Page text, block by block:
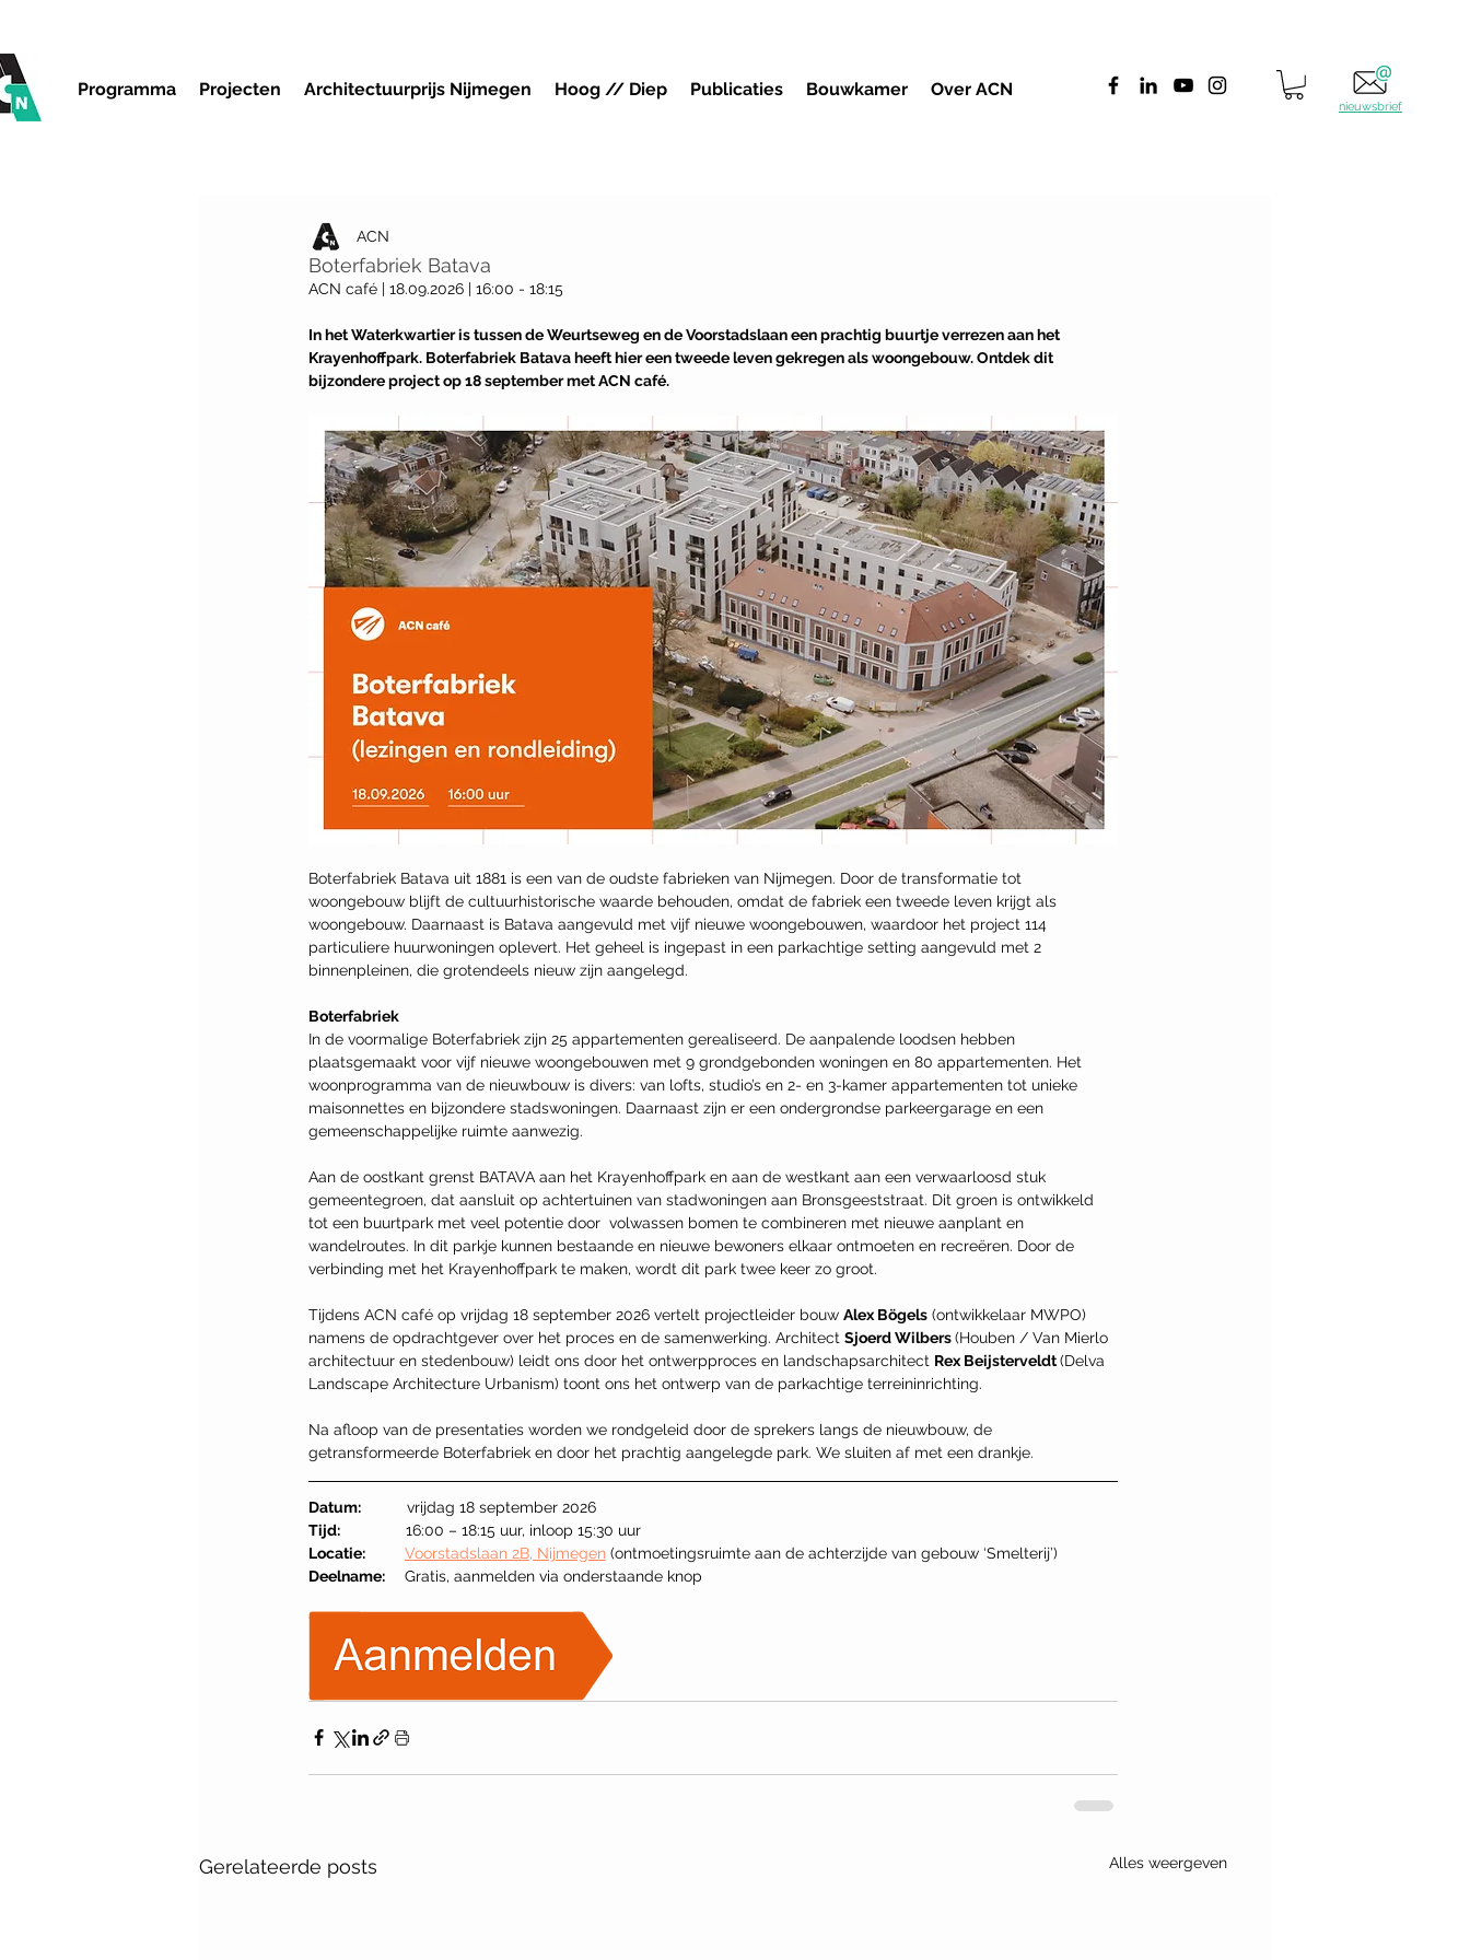
Programma Projecten Architectuurprijs Nijmegen Hoog // Diep Publicaties Bouwkamer Over ACN
nieuwsbrief
Boterfabriek Batava
ACN
ACN café | 18.09.2026 | 16:00 - 18:15
In het Waterkwartier is tussen de Weurtseweg en de Voorstadslaan een prachtig buurtje verrezen aan het
Krayenhoffpark. Boterfabriek Batava heeft hier een tweede leven gekregen als woongebouw. Ontdek dit
bijzondere project op 18 september met ACN café.
Boterfabriek Batava uit 1881 is een van de oudste fabrieken van Nijmegen. Door de transformatie tot
woongebouw blijft de cultuurhistorische waarde behouden, omdat de fabriek een tweede leven krijgt als
woongebouw. Daarnaast is Batava aangevuld met vijf nieuwe woongebouwen, waardoor het project 114
particuliere huurwoningen oplevert. Het geheel is ingepast in een parkachtige setting aangevuld met 2
binnenpleinen, die grotendeels nieuw zijn aangelegd.
Boterfabriek
In de voormalige Boterfabriek zijn 25 appartementen gerealiseerd. De aanpalende loodsen hebben
plaatsgemaakt voor vijf nieuwe woongebouwen met 9 grondgebonden woningen en 80 appartementen. Het
woonprogramma van de nieuwbouw is divers: van lofts, studio’s en 2- en 3-kamer appartementen tot unieke
maisonnettes en bijzondere stadswoningen. Daarnaast zijn er een ondergrondse parkeergarage en een
gemeenschappelijke ruimte aanwezig.
Aan de oostkant grenst BATAVA aan het Krayenhoffpark en aan de westkant aan een verwaarloosd stuk
gemeentegroen, dat aansluit op achtertuinen van stadwoningen aan Bronsgeeststraat. Dit groen is ontwikkeld
tot een buurtpark met veel potentie door  volwassen bomen te combineren met nieuwe aanplant en
wandelroutes. In dit parkje kunnen bestaande en nieuwe bewoners elkaar ontmoeten en recreëren. Door de
verbinding met het Krayenhoffpark te maken, wordt dit park twee keer zo groot.
Tijdens ACN café op vrijdag 18 september 2026 vertelt projectleider bouw Alex Bögels (ontwikkelaar MWPO)
namens de opdrachtgever over het proces en de samenwerking. Architect Sjoerd Wilbers (Houben / Van Mierlo
architectuur en stedenbouw) leidt ons door het ontwerpproces en landschapsarchitect Rex Beijsterveldt (Delva
Landscape Architecture Urbanism) toont ons het ontwerp van de parkachtige terreininrichting.
Na afloop van de presentaties worden we rondgeleid door de sprekers langs de nieuwbouw, de
getransformeerde Boterfabriek en door het prachtig aangelegde park. We sluiten af met een drankje.
Datum: vrijdag 18 september 2026
Tijd: 16:00 – 18:15 uur, inloop 15:30 uur
Locatie: Voorstadslaan 2B, Nijmegen (ontmoetingsruimte aan de achterzijde van gebouw ‘Smelterij’)
Deelname: Gratis, aanmelden via onderstaande knop
Gerelateerde posts Alles weergeven